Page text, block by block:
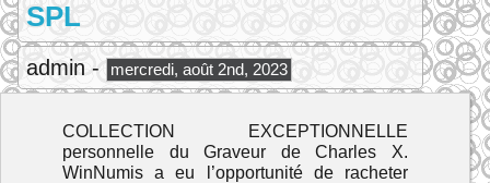
SPL
admin - mercredi, août 2nd, 2023
COLLECTION EXCEPTIONNELLE
personnelle du Graveur de Charles X.
WinNumis a eu l’opportunité de racheter